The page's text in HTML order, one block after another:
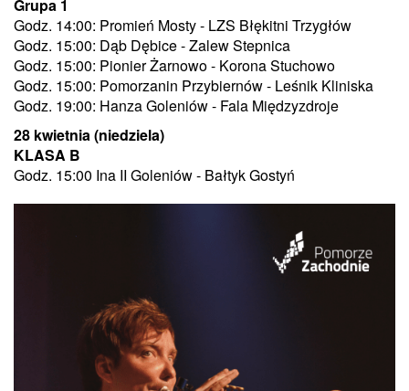
Grupa 1
Godz. 14:00: Promień Mosty - LZS Błękitni Trzygłów
Godz. 15:00: Dąb Dębice - Zalew Stepnica
Godz. 15:00: Pionier Żarnowo - Korona Stuchowo
Godz. 15:00: Pomorzanin Przybiernów - Leśnik Kliniska
Godz. 19:00: Hanza Goleniów - Fala Międzyzdroje
28 kwietnia (niedziela)
KLASA B
Godz. 15:00 Ina II Goleniów - Bałtyk Gostyń